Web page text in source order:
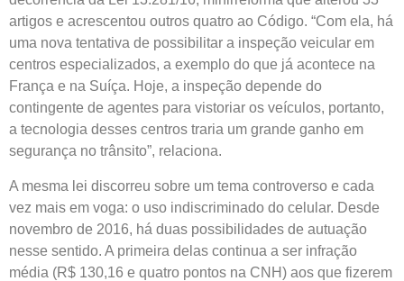
artigos e acrescentou outros quatro ao Código. “Com ela, há
uma nova tentativa de possibilitar a inspeção veicular em
centros especializados, a exemplo do que já acontece na
França e na Suíça. Hoje, a inspeção depende do
contingente de agentes para vistoriar os veículos, portanto,
a tecnologia desses centros traria um grande ganho em
segurança no trânsito”, relaciona.
A mesma lei discorreu sobre um tema controverso e cada
vez mais em voga: o uso indiscriminado do celular. Desde
novembro de 2016, há duas possibilidades de autuação
nesse sentido. A primeira delas continua a ser infração
média (R$ 130,16 e quatro pontos na CNH) aos que fizerem